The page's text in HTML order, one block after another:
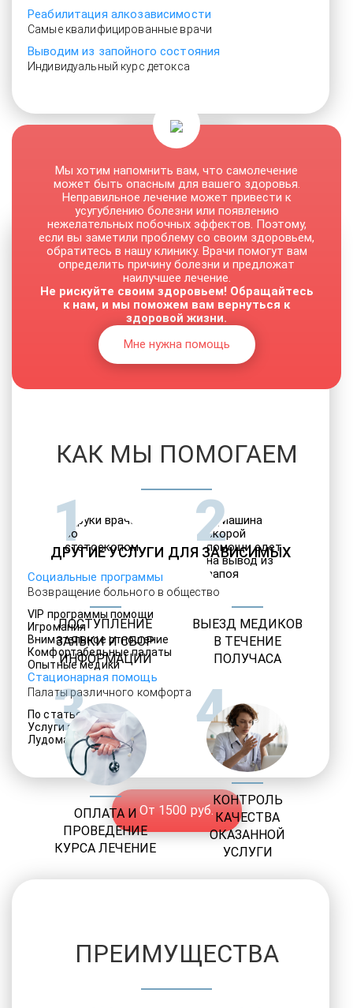
Реабилитация алкозависимости
Самые квалифицированные врачи
Выводим из запойного состояния
Индивидуальный курс детокса
От 3000 руб.
ДРУГИЕ УСЛУГИ ДЛЯ ЗАВИСИМЫХ
Социальные программы
Возвращение больного в общество
VIP программы помощи
Игромания
Внимательное отношение
Комфортабельные палаты
Опытные медики
Стационарная помощь
Палаты различного комфорта
По статье 228
Услуги адвоката
Лудомания
От 1500 руб.
Мы хотим напомнить вам, что самолечение
может быть опасным для вашего здоровья.
Неправильное лечение может привести к
усугублению болезни или появлению
нежелательных побочных эффектов. Поэтому,
если вы заметили проблему со своим здоровьем,
обратитесь в нашу клинику. Врачи помогут вам
определить причину болезни и предложат
наилучшее лечение.
Не рискуйте своим здоровьем! Обращайтесь
к нам, и мы поможем вам вернуться к
здоровой жизни.
Мне нужна помощь
КАК МЫ ПОМОГАЕМ
1
ПОСТУПЛЕНИЕ
ЗАЯВКИ И СБОР
ИНФОРМАЦИИ
2
ВЫЕЗД МЕДИКОВ
В ТЕЧЕНИЕ
ПОЛУЧАСА
3
ОПЛАТА И
ПРОВЕДЕНИЕ
КУРСА ЛЕЧЕНИЕ
4
КОНТРОЛЬ
КАЧЕСТВА
ОКАЗАННОЙ
УСЛУГИ
ПРЕИМУЩЕСТВА